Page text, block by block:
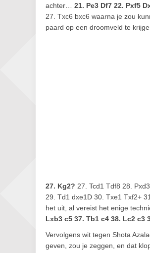
achter… 21. Pe3 Df7 22. Pxf5
27. Txc6 bxc6 waarna je zou
paard op een droomveld te
27. Kg2? 27. Tcd1 Tdf8 28.
29. Td1 dxe1D 30. Txe1 Txf2+
het uit, al vereist het enige
Lxb3 c5 37. Tb1 c4 38. Lc2 c3
Vervolgens wit tegen Shota
geven, zou je zeggen, en dat